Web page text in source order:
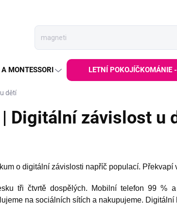
MONTESSORI LETNÍ POKOJÍČKOMÁNIE
dětí
| Digitální závislost
o digitální závislosti napříč populací. Překvapí
tři čtvrtě dospělých. Mobilní telefon 99
na sociálních sítích a nakupujeme.